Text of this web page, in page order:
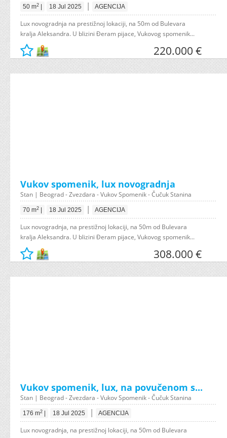
50 m2 18 Jul 2025 | AGENCIJA
Lux novogradnja na prestižnoj lokaciji, na 50m od Bulevara
kralja Aleksandra. U blizini Đeram pijace, Vukovog spomenik...
220.000 €
Vukov spomenik, lux novogradnja
Stan | Beograd - Zvezdara - Vukov Spomenik - Čučuk Stanina
70 m2 18 Jul 2025 | AGENCIJA
Lux novogradnja, na prestižnoj lokaciji, na 50m od Bulevara
kralja Aleksandra. U blizini Đeram pijace, Vukovog spomenik...
308.000 €
Vukov spomenik, lux, na povučenom s...
Stan | Beograd - Zvezdara - Vukov Spomenik - Čučuk Stanina
176 m2 18 Jul 2025 | AGENCIJA
Lux novogradnja, na prestižnoj lokaciji, na 50m od Bulevara